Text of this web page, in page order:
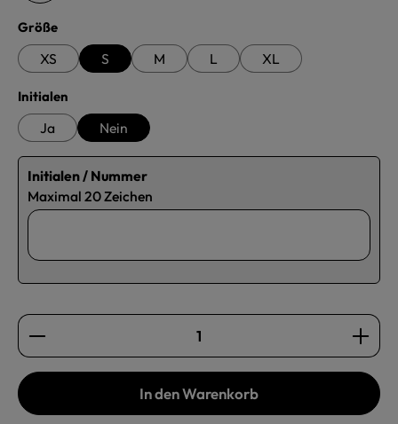
Größeauswählen
XS S M L XL
Initialen
Ja Nein
Initialen / Nummer
Maximal 20 Zeichen
Produkt Anzahl: Gib den gewünschten Wert ein
In den Warenkorb